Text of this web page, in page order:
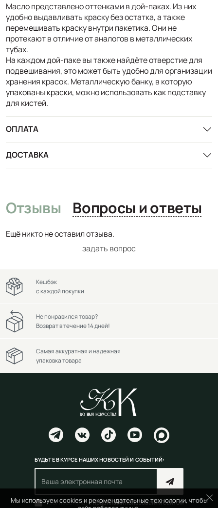
Масло представлено оттенками в дой-паках. Из них
удобно выдавливать краску без остатка, а также
перемешивать краску внутри пакетика. Они не
протекают в отличие от аналогов в металлических
тубах.
На каждом дой-паке вы также найдёте отверстие для
подвешивания, это может быть удобно для организации
хранения красок. Металлическую банку, в которую
упакованы краски, можно использовать как подставку
для кистей.
ОПЛАТА
ДОСТАВКА
Отзывы Вопросы и ответы
Ещё никто не оставил отзыва.
задать вопрос
Мы используем cookies и рекомендательные технологии, чтобы
Кешбэк
с каждой покупки
Не понравился товар?
Возврат в течение 14 дней!
Самая аккуратная и надежная
упаковка товара
БУДЬТЕ В КУРСЕ НАШИХ НОВОСТЕЙ И СОБЫТИЙ:
Согласен(на) справилами пользования сайтом